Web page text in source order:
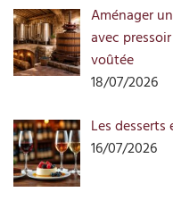
Aménager
avec
voûtée
18/07/2026
Les desserts
16/07/2026